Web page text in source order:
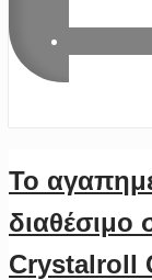
Το
διαθέσιμο
Crystalroll